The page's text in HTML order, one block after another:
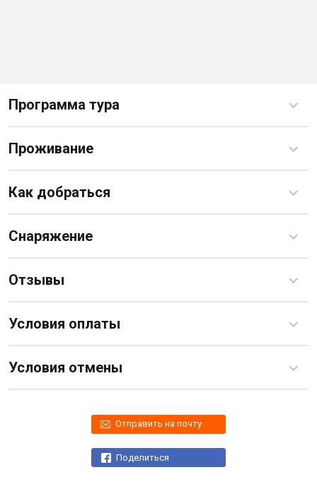
Программа тура
Проживание
Как добраться
Снаряжение
Отзывы
Условия оплаты
Условия отмены
Отправить на почту
Поделиться